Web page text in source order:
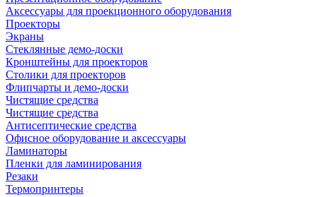
Аксессуары для проекционного оборудования
Проекторы
Экраны
Стеклянные демо-доски
Кронштейны для проекторов
Столики для проекторов
Флипчарты и демо-доски
Чистящие средства
Чистящие средства
Антисептические средства
Офисное оборудование и аксессуары
Ламинаторы
Пленки для ламинирования
Резаки
Термопринтеры